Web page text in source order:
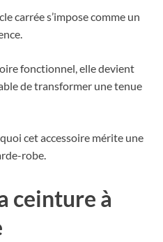
carrée s’impose comme un
fonctionnel, elle devient
de transformer une tenue
cet accessoire mérite une
robe.
ceinture à